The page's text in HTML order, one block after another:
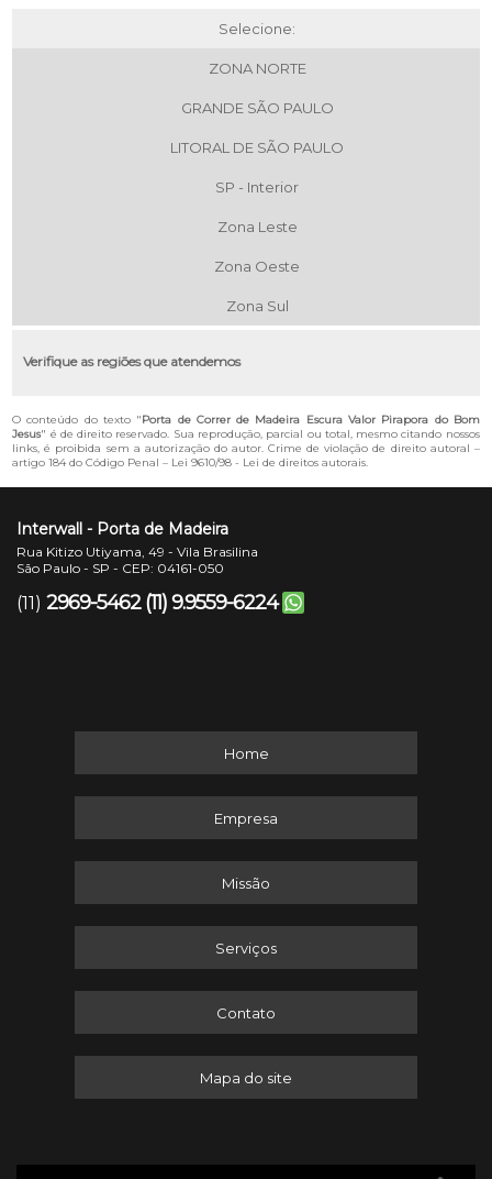
Selecione:
ZONA NORTE
GRANDE SÃO PAULO
LITORAL DE SÃO PAULO
SP - Interior
Zona Leste
Zona Oeste
Zona Sul
Verifique as regiões que atendemos
O conteúdo do texto "Porta de Correr de Madeira Escura Valor Pirapora do Bom
Jesus" é de direito reservado. Sua reprodução, parcial ou total, mesmo citando nossos
links, é proibida sem a autorização do autor. Crime de violação de direito autoral –
artigo 184 do Código Penal – Lei 9610/98 - Lei de direitos autorais.
Interwall - Porta de Madeira
Rua Kitizo Utiyama, 49 - Vila Brasilina
São Paulo - SP - CEP: 04161-050
(11) 2969-5462 (11) 9.9559-6224
Home
Empresa
Missão
Serviços
Contato
Mapa do site